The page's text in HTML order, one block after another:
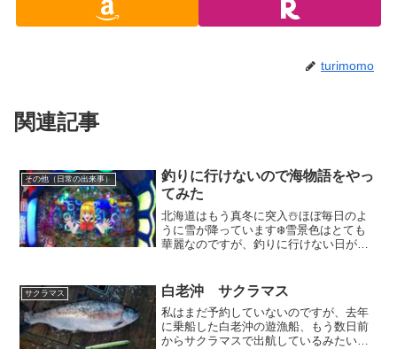
turimomo
関連記事
その他（日常の出来事）
釣りに行けないので海物語をやっ
てみた
北海道はもう真冬に突入☃️ほぼ毎日のよ
うに雪が降っています❄️雪景色はとても
華麗なのですが、釣りに行けない日が続
いのですが、もう勝つ妄想しか出来ずに
ワクワク🧡もちろん、...
サクラマス 白老沖 サクラマス
私はまだ予約していないのですが、去年
に乗船した白老沖の遊漁船、もう数日前
からサクラマスで出航しているみたいで